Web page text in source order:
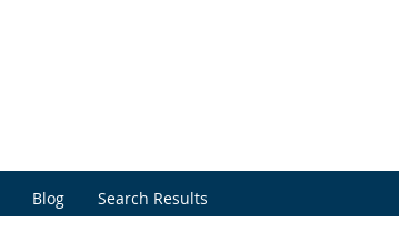
Blog Search Results